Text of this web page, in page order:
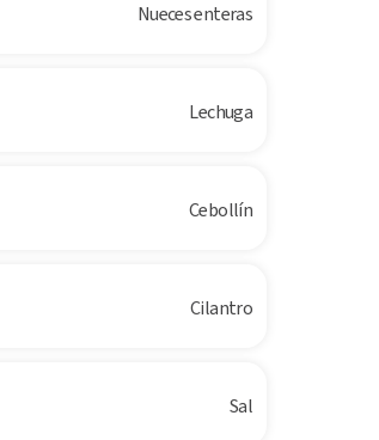
Nueces enteras
Lechuga
Cebollín
Cilantro
Sal